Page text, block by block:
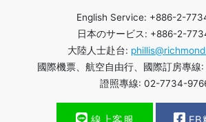
English Service: +886-2-
日本のサービス: +886-2-
大陸人士赴台:
國際機票、航空自由行、國際訂房專
證照專線: 02-7734-